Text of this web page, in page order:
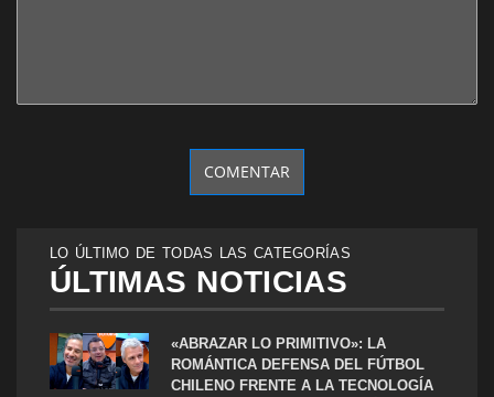
LO ÚLTIMO DE TODAS LAS CATEGORÍAS
ÚLTIMAS NOTICIAS
«ABRAZAR LO PRIMITIVO»: LA
ROMÁNTICA DEFENSA DEL FÚTBOL
CHILENO FRENTE A LA TECNOLOGÍA